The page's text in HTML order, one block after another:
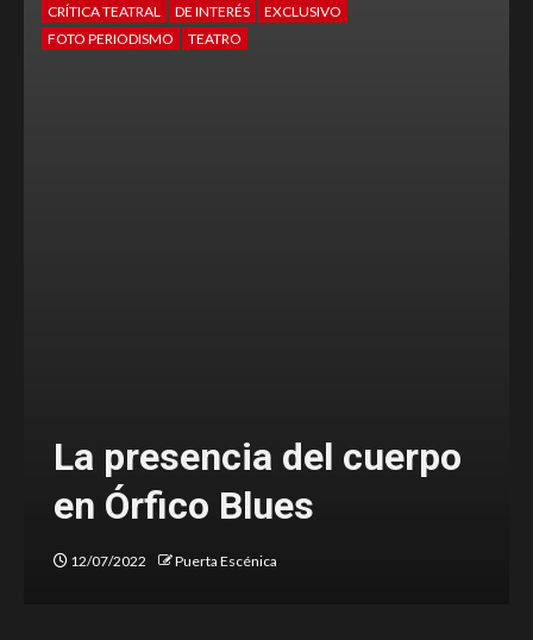
CRÍTICA TEATRAL DE INTERÉS
FOTO PERIODISMO
TEATRO
Ballenas, las memorias de
nuestro ser
05/07/2022 Puerta Escénica